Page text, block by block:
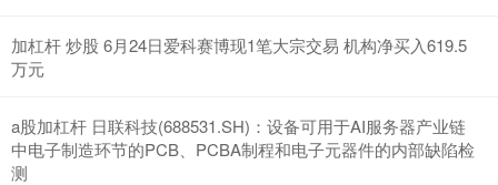
加杠杆 炒股 6月24日爱科赛博现1笔大宗交易 机构净买入619.5
万元
a股加杠杆 日联科技(688531.SH)：设备可用于AI服务器产业链
中电子制造环节的PCB、PCBA制程和电子元器件的内部缺陷检
测